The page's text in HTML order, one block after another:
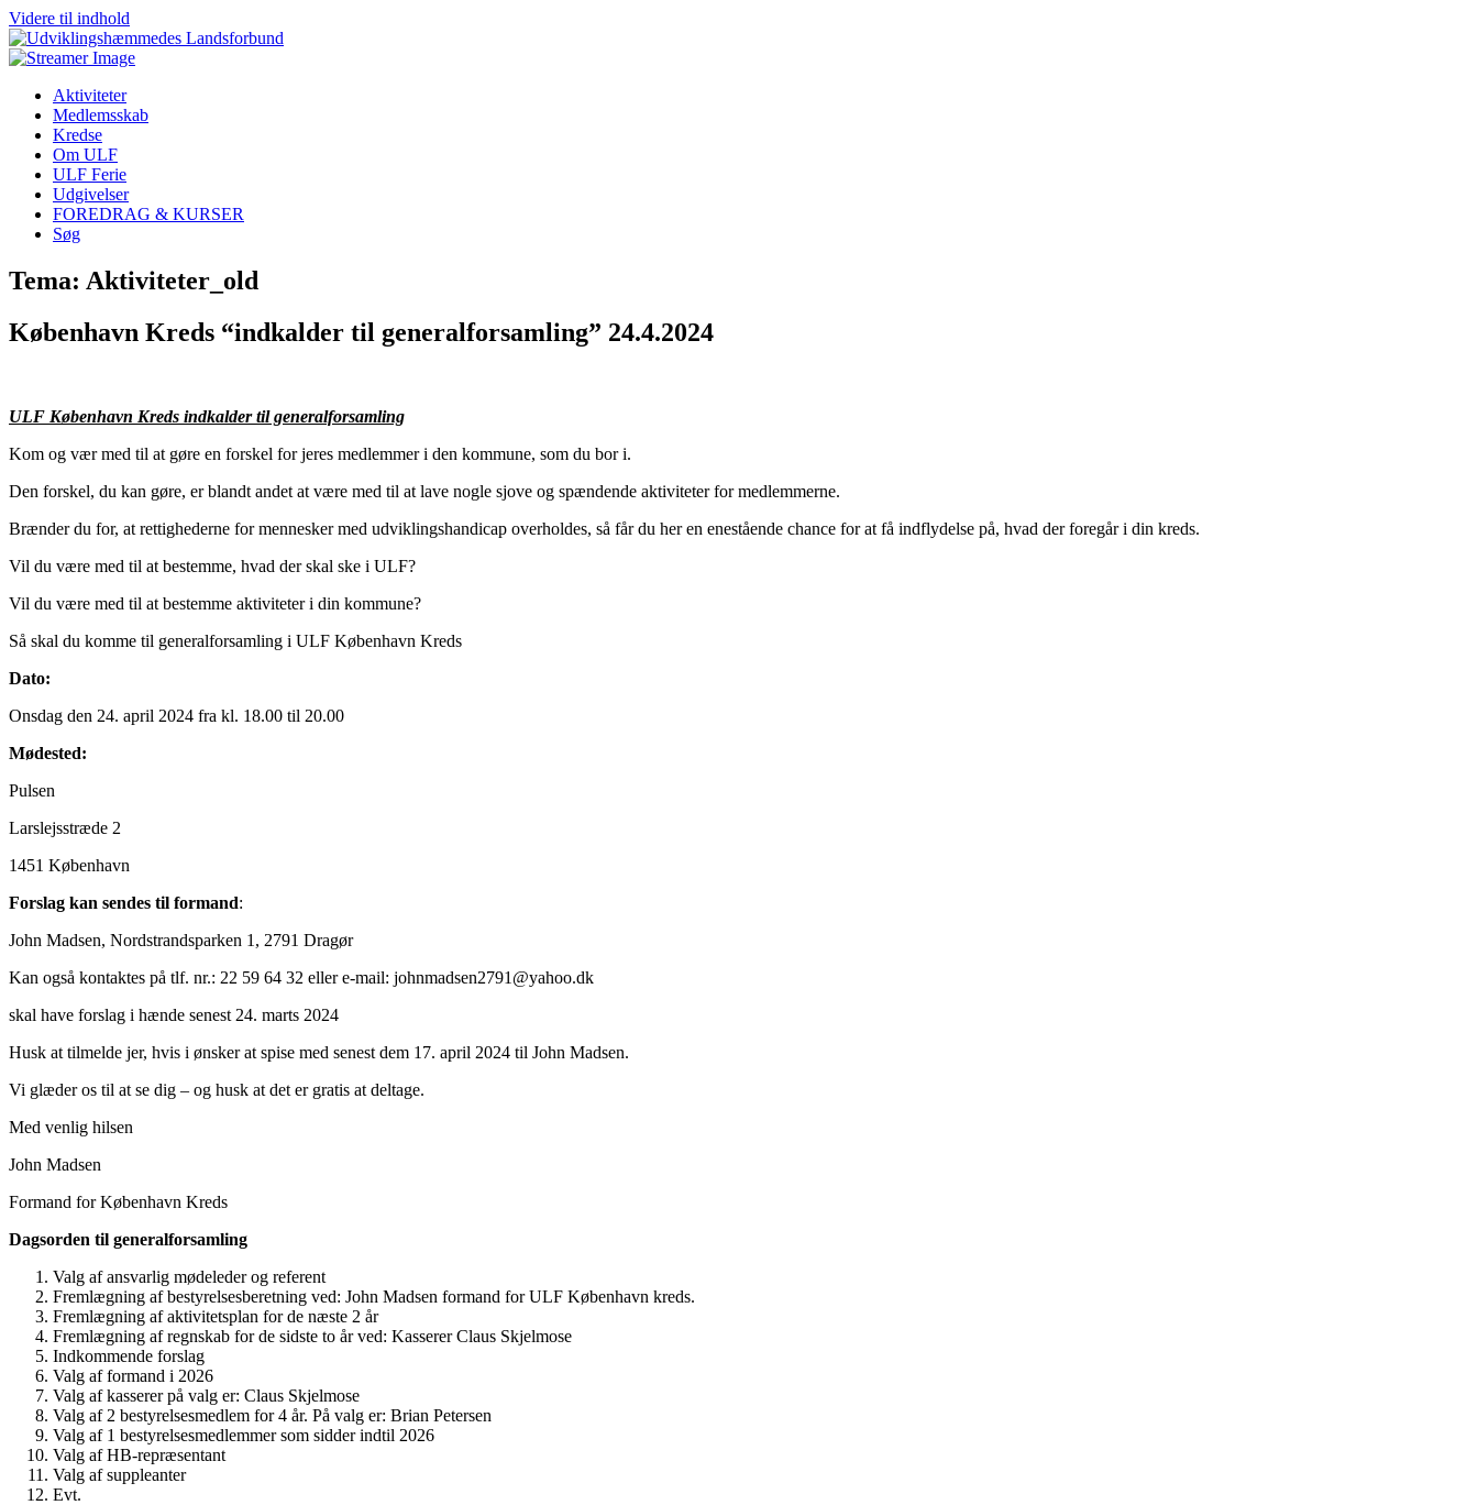
Videre til indhold
Aktiviteter
Medlemsskab
Kredse
Om ULF
ULF Ferie
Udgivelser
FOREDRAG & KURSER
Søg
Tema: Aktiviteter_old
København Kreds “indkalder til generalforsamling” 24.4.2024
ULF København Kreds indkalder til generalforsamling
Kom og vær med til at gøre en forskel for jeres medlemmer i den kommune, som du bor i.
Den forskel, du kan gøre, er blandt andet at være med til at lave nogle sjove og spændende aktiviteter for medlemmerne.
Brænder du for, at rettighederne for mennesker med udviklingshandicap overholdes, så får du her en enestående chance for at få indflydelse på, hvad der foregår i din kreds.
Vil du være med til at bestemme, hvad der skal ske i ULF?
Vil du være med til at bestemme aktiviteter i din kommune?
Så skal du komme til generalforsamling i ULF København Kreds
Dato:
Onsdag den 24. april 2024 fra kl. 18.00 til 20.00
Mødested:
Pulsen
Larslejsstræde 2
1451 København
Forslag kan sendes til formand:
John Madsen, Nordstrandsparken 1, 2791 Dragør
Kan også kontaktes på tlf. nr.: 22 59 64 32 eller e-mail: johnmadsen2791@yahoo.dk
skal have forslag i hænde senest 24. marts 2024
Husk at tilmelde jer, hvis i ønsker at spise med senest dem 17. april 2024 til John Madsen.
Vi glæder os til at se dig – og husk at det er gratis at deltage.
Med venlig hilsen
John Madsen
Formand for København Kreds
Dagsorden til generalforsamling
Valg af ansvarlig mødeleder og referent
Fremlægning af bestyrelsesberetning ved: John Madsen formand for ULF København kreds.
Fremlægning af aktivitetsplan for de næste 2 år
Fremlægning af regnskab for de sidste to år ved: Kasserer Claus Skjelmose
Indkommende forslag
Valg af formand i 2026
Valg af kasserer på valg er: Claus Skjelmose
Valg af 2 bestyrelsesmedlem for 4 år. På valg er: Brian Petersen
Valg af 1 bestyrelsesmedlemmer som sidder indtil 2026
Valg af HB-repræsentant
Valg af suppleanter
Evt.